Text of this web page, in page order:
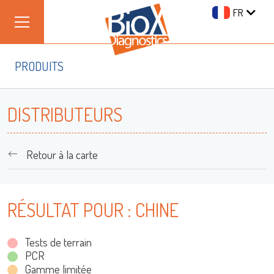
FR
PRODUITS
DISTRIBUTEURS
Retour à la carte
RÉSULTAT POUR : CHINE
Tests de terrain
PCR
Gamme limitée
Se connecter
Nom d'utilisateur